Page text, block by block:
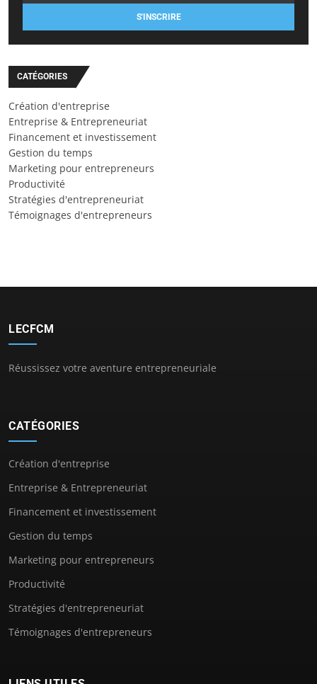
S'INSCRIRE
CATÉGORIES
Création d'entreprise
Entreprise & Entrepreneuriat
Financement et investissement
Gestion du temps
Marketing pour entrepreneurs
Productivité
Stratégies d'entrepreneuriat
Témoignages d'entrepreneurs
LECFCM
Réussissez votre aventure entrepreneuriale
CATÉGORIES
Création d'entreprise
Entreprise & Entrepreneuriat
Financement et investissement
Gestion du temps
Marketing pour entrepreneurs
Productivité
Stratégies d'entrepreneuriat
Témoignages d'entrepreneurs